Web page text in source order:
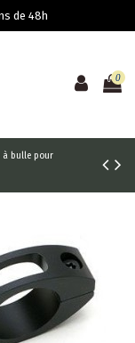
de 48h
0
à bulle pour